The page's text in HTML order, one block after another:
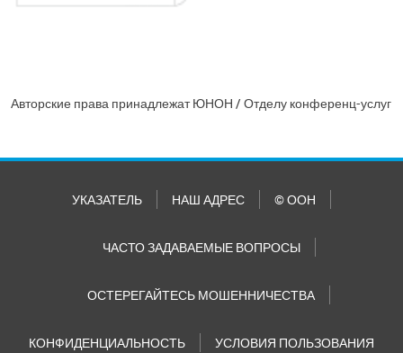
Авторские права принадлежат ЮНОН / Отделу конференц-услуг
УКАЗАТЕЛЬ НАШ АДРЕС © ООН
ЧАСТО ЗАДАВАЕМЫЕ ВОПРОСЫ
ОСТЕРЕГАЙТЕСЬ МОШЕННИЧЕСТВА
КОНФИДЕНЦИАЛЬНОСТЬ УСЛОВИЯ ПОЛЬЗОВАНИЯ